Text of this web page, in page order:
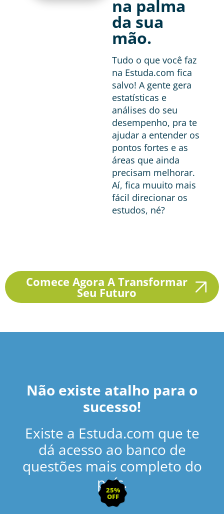
na palma
da sua
mão.
Tudo o que você faz
na Estuda.com fica
salvo! A gente gera
estatísticas e
análises do seu
desempenho, pra te
ajudar a entender os
pontos fortes e as
áreas que ainda
precisam melhorar.
Aí, fica muuito mais
fácil direcionar os
estudos, né?
Comece Agora A Transformar
Seu Futuro
Não existe atalho para o
sucesso!
Existe a Estuda.com que te
dá acesso ao banco de
questões mais completo do
país.
25%
OFF